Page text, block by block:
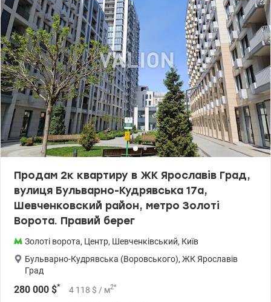
на три сторони, з чотирма балкончиками та виходом на дах.
Квартира має цікаве багатофункціональне планування: велику
вітальню з панорамними вікнами і куполом 51 м кв поєднану з
кухнею, три окремі спальні 27, 39 та 19 м кв. Санвузол
передбачений роздільний (5,3+3,9 м кв). Загалом в квартирі
мало несучих стін, тому за потреби можна зробити
перепланування на свій смак. Загальний стан квартири - після
будівельників, підходить під будь-який дизайн-проект! В
квартирі вже частково розведена електрика, виконана чорнова
штукатурка. Ласкаво просимо на перегляд! Відео за запитом!
Ціна: 590000 у.о. 0504434948 Оксана Романець valion.ua/1107908
Продам 2к квартиру в ЖК Ярославів Град,
вулиця Бульварно-Кудрявська 17а,
Шевченковский район, метро Золоті
Ворота. Правий берег
Золоті ворота, Центр, Шевченківський, Київ
Бульварно-Кудрявська (Воровського), ЖК Ярославів
Град
280 000 $* 4 118 $ / м2*